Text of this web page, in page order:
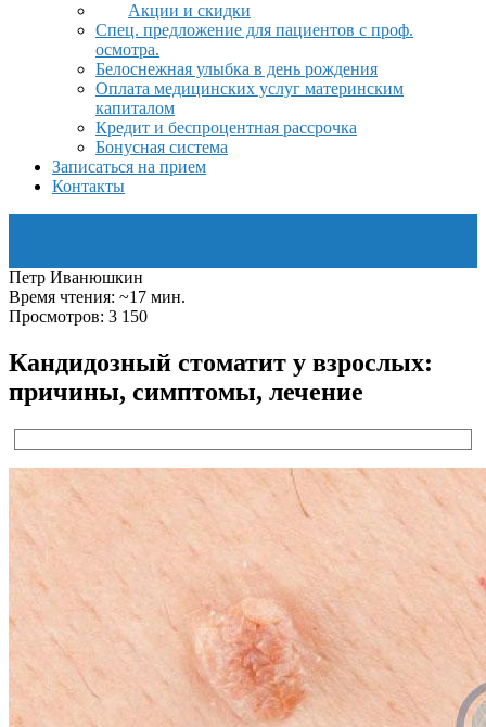
Акции и скидки
Спец. предложение для пациентов с проф.
осмотра.
Белоснежная улыбка в день рождения
Оплата медицинских услуг материнским
капиталом
Кредит и беспроцентная рассрочка
Бонусная система
Записаться на прием
Контакты
Петр Иванюшкин
Время чтения: ~17 мин.
Просмотров: 3 150
Кандидозный стоматит у взрослых:
причины, симптомы, лечение